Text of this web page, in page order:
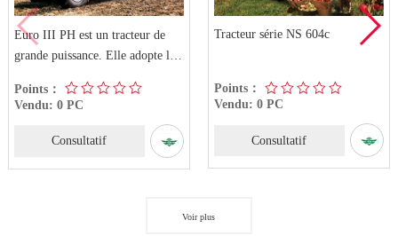
Euro III PH est un tracteur de
grande puissance. Elle adopte les
Points：
Vendu: 0 PC
Consultatif
Tracteur série NS 604c
Points：
Vendu: 0 PC
Consultatif
Voir plus